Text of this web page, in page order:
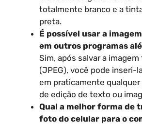
totalmente branco e a
preta.
É possível usar a
em outros programas
Sim, após salvar a imagem
(JPEG), você pode inseri-
em praticamente
de edição de texto ou
Qual a melhor forma de
foto do celular para o